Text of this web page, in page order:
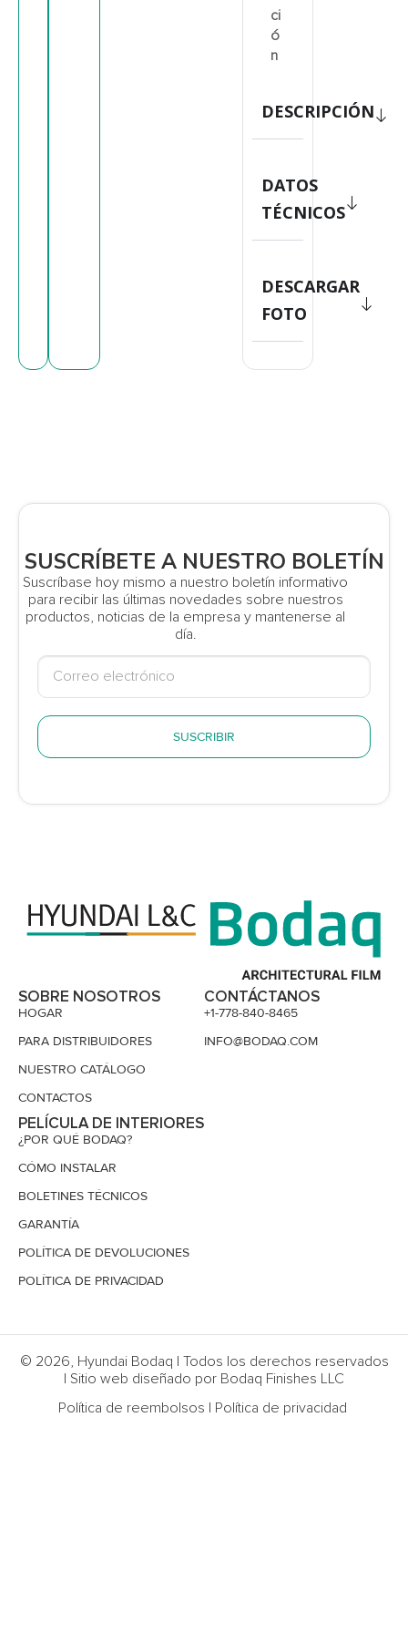
ci
ó
n
DESCRIPCIÓN
DATOS
TÉCNICOS
DESCARGAR
FOTO
SUSCRÍBETE A NUESTRO BOLETÍN
Suscríbase hoy mismo a nuestro boletín informativo
para recibir las últimas novedades sobre nuestros
productos, noticias de la empresa y mantenerse al
día.
SUSCRIBIR
SOBRE NOSOTROS
HOGAR
PARA DISTRIBUIDORES
NUESTRO CATÁLOGO
CONTACTOS
PELÍCULA DE INTERIORES
¿POR QUÉ BODAQ?
CÓMO INSTALAR
BOLETINES TÉCNICOS
GARANTÍA
POLÍTICA DE DEVOLUCIONES
POLÍTICA DE PRIVACIDAD
CONTÁCTANOS
+1-778-840-8465
INFO@BODAQ.COM
© 2026, Hyundai Bodaq | Todos los derechos reservados
| Sitio web diseñado por Bodaq Finishes LLC
Política de reembolsos | Política de privacidad